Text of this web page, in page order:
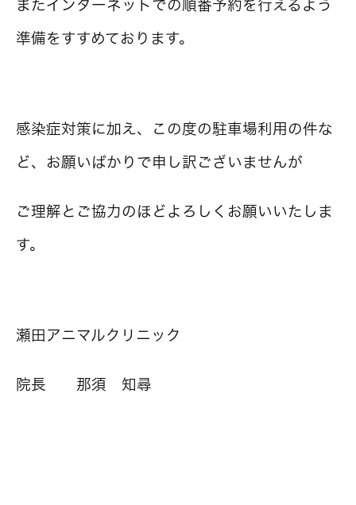
またインターネットでの順番予約を行えるよう
準備をすすめております。
感染症対策に加え、この度の駐車場利用の件な
ど、お願いばかりで申し訳ございませんが
ご理解とご協力のほどよろしくお願いいたしま
す。
瀬田アニマルクリニック
院長 那須 知尋